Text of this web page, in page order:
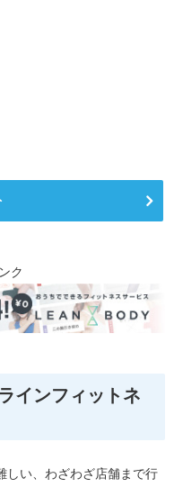
ク
インフィットネ
しい、わざわざ店舗まで行